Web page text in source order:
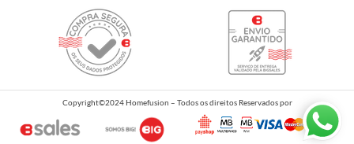
Copyright©2024 Homefusion – Todos os direitos Reservados por